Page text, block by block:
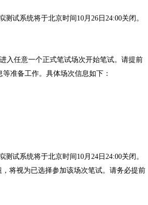
试系统将于北京时间10月26日24:00关闭。
入任意一个正式笔试场次开始笔试。请提前
准备工作。具体场次信息如下：
试系统将于北京时间10月24日24:00关闭。
将视为已选择参加该场次笔试。请务必提前